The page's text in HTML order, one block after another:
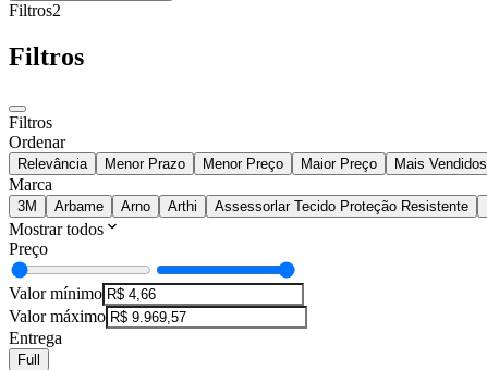
Filtros2
Filtros
Filtros
Ordenar
Relevância Menor Prazo Menor Preço Maior Preço Mais Vendidos
Marca
3M Arbame Arno Arthi Assessorlar Tecido Proteção Resistente
Mostrar todos
Preço
Valor mínimo
Valor máximo
Entrega
Full